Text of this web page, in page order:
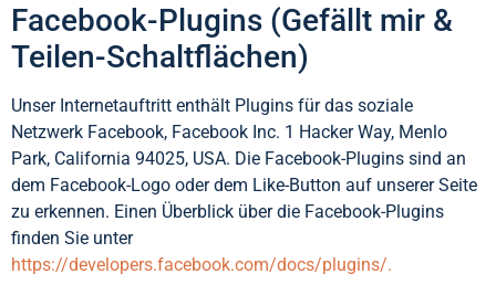
Facebook-Plugins (Gefällt mir &
Teilen-Schaltflächen)
Unser Internetauftritt enthält Plugins für das soziale
Netzwerk Facebook, Facebook Inc. 1 Hacker Way, Menlo
Park, California 94025, USA. Die Facebook-Plugins sind an
dem Facebook-Logo oder dem Like-Button auf unserer Seite
zu erkennen. Einen Überblick über die Facebook-Plugins
finden Sie unter
https://developers.facebook.com/docs/plugins/.